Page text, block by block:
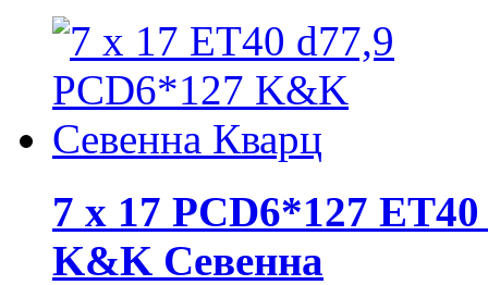
7 x 17 PCD6*127
K&K Севенна